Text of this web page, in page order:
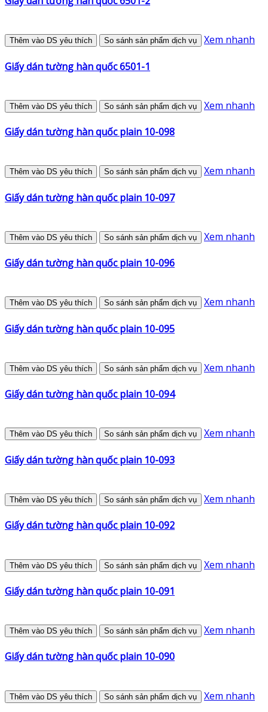
Thêm vào DS yêu thích So sánh sản phẩm dịch vụ Xem nhanh
Giấy dán tường hàn quốc 6501-1
Thêm vào DS yêu thích So sánh sản phẩm dịch vụ Xem nhanh
Giấy dán tường hàn quốc plain 10-098
Thêm vào DS yêu thích So sánh sản phẩm dịch vụ Xem nhanh
Giấy dán tường hàn quốc plain 10-097
Thêm vào DS yêu thích So sánh sản phẩm dịch vụ Xem nhanh
Giấy dán tường hàn quốc plain 10-096
Thêm vào DS yêu thích So sánh sản phẩm dịch vụ Xem nhanh
Giấy dán tường hàn quốc plain 10-095
Thêm vào DS yêu thích So sánh sản phẩm dịch vụ Xem nhanh
Giấy dán tường hàn quốc plain 10-094
Thêm vào DS yêu thích So sánh sản phẩm dịch vụ Xem nhanh
Giấy dán tường hàn quốc plain 10-093
Thêm vào DS yêu thích So sánh sản phẩm dịch vụ Xem nhanh
Giấy dán tường hàn quốc plain 10-092
Thêm vào DS yêu thích So sánh sản phẩm dịch vụ Xem nhanh
Giấy dán tường hàn quốc plain 10-091
Thêm vào DS yêu thích So sánh sản phẩm dịch vụ Xem nhanh
Giấy dán tường hàn quốc plain 10-090
Thêm vào DS yêu thích So sánh sản phẩm dịch vụ Xem nhanh